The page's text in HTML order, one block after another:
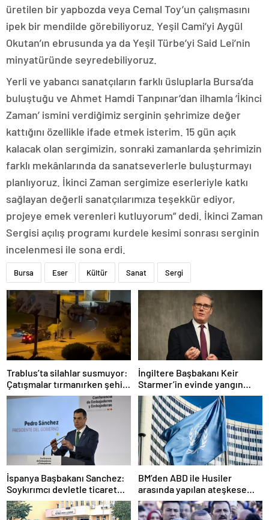
üretilen bir yapbozda veya Cemal Toy’un çalışmasını
ipek bir mendilde görebiliyoruz. Yeşil Cami’yi Aygül
Okutan’ın ebrusunda ya da Yeşil Türbe’yi Said Lei’nin
minyatüründe seyredebiliyoruz.
Yerli ve yabancı sanatçıların farklı üsluplarla Bursa’da
buluştuğu ve Ahmet Hamdi Tanpınar’dan ilhamla ‘İkinci
Zaman’ ismini verdiğimiz serginin şehrimize değer
kattığını özellikle ifade etmek isterim. 15 gün açık
kalacak olan sergimizin, sonraki zamanlarda şehrimizin
farklı mekânlarında da sanatseverlerle buluşturmayı
planlıyoruz. İkinci Zaman sergimize eserleriyle katkı
sağlayan değerli sanatçılarımıza teşekkür ediyor,
projeye emek verenleri kutluyorum” dedi. İkinci Zaman
Sergisi açılış programı kurdele kesimi sonrası serginin
incelenmesi ile sona erdi.
Bursa Eser Kültür Sanat Sergi
Trablus’ta silahlar susmuyor:
Çatışmalar tırmanırken şehir
alarmda
İngiltere Başbakanı Keir
Starmer’in evinde yangın
çıktı
İspanya Başbakanı Sanchez:
Soykırımcı devletle ticaret
yapmayız
BM’den ABD ile Husiler
arasında yapılan ateşkese
ilişkin değerlendirme